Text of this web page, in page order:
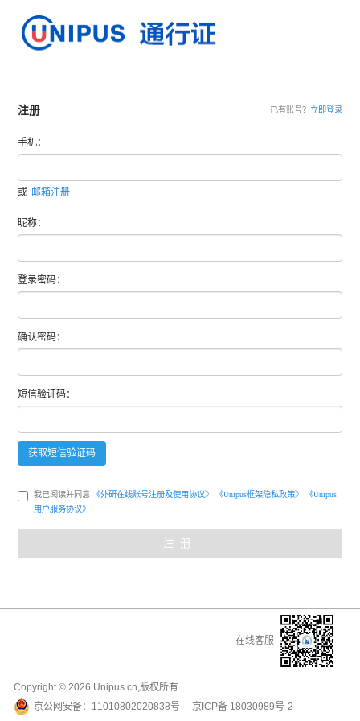
注册 已有账号？ 立即登录
手机：
或 邮箱注册
昵称：
登录密码：
确认密码：
短信验证码：
获取短信验证码
我已阅读并同意 《外研在线账号注册及使用协议》 《Unipus框架隐私政策》
《Unipus
用户服务协议》
注册
在线客服
Copyright ©2026 Unipus.cn,版权所有
京公网安备： 11010802020838号 京ICP备 18030989号-2